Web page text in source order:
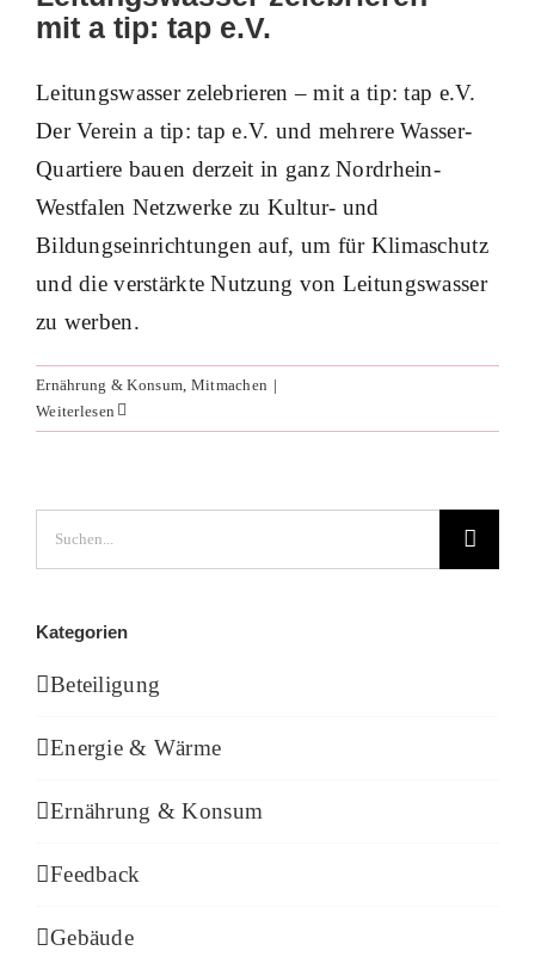
mit a tip: tap e.V.
Leitungswasser zelebrieren – mit a tip: tap e.V.
Der Verein a tip: tap e.V. und mehrere Wasser-
Quartiere bauen derzeit in ganz Nordrhein-
Westfalen Netzwerke zu Kultur- und
Bildungseinrichtungen auf, um für Klimaschutz
und die verstärkte Nutzung von Leitungswasser
zu werben.
Ernährung & Konsum Mitmachen |
Weiterlesen
nach:
Kategorien
Beteiligung
Energie & Wärme
Ernährung & Konsum
Feedback
Gebäude